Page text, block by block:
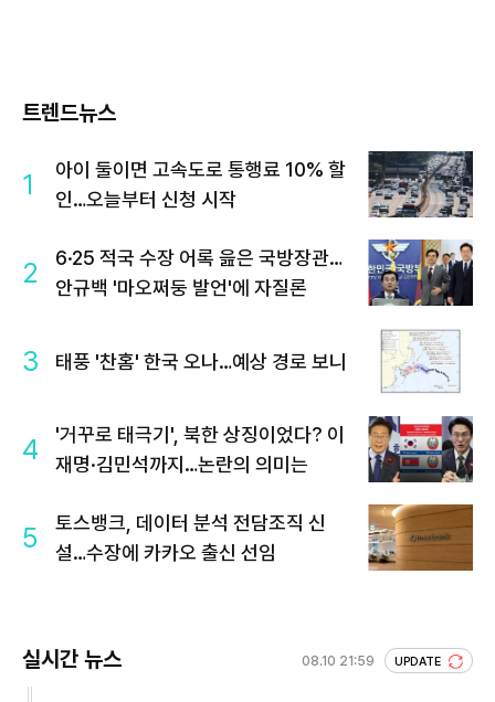
트렌드뉴스
1
아이 둘이면 고속도로 통행료 10% 할
인…오늘부터 신청 시작
2
6·25 적국 수장 어록 읊은 국방장관…
안규백 '마오쩌둥 발언'에 자질론
3 태풍 '찬홈' 한국 오나…예상 경로 보니
4
'거꾸로 태극기', 북한 상징이었다? 이
재명·김민석까지…논란의 의미는
5
토스뱅크, 데이터 분석 전담조직 신
설…수장에 카카오 출신 선임
실시간 뉴스 08.10 21:59 UPDATE